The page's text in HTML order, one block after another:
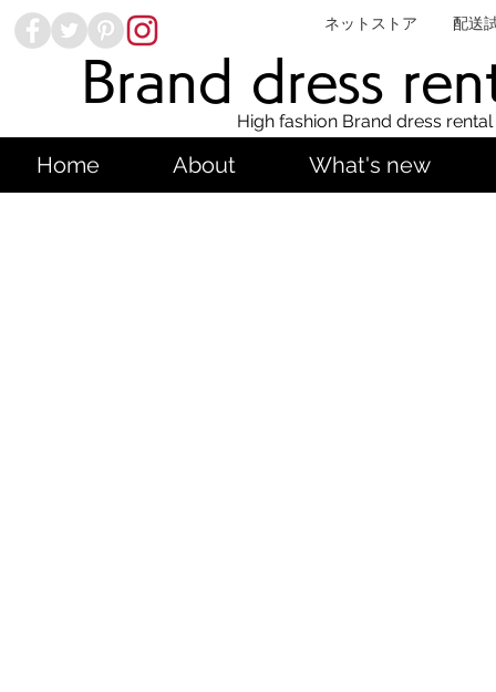
ネットストア 配送
Brand dress
High fashion Brand dress
Home About What's new